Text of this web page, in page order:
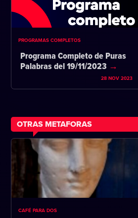
PROGRAMAS COMPLETOS
Programa Completo de Puras
Palabras del 19/11/2023
28 NOV 2023
OTRAS METAFORAS
CAFÉ PARA DOS